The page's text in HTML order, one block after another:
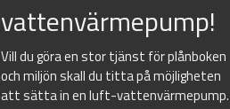
vattenvärmepump!
Vill du göra en stor tjänst för plånboken
och miljön skall du titta på möjligheten
att sätta in en luft-vattenvärmepump.